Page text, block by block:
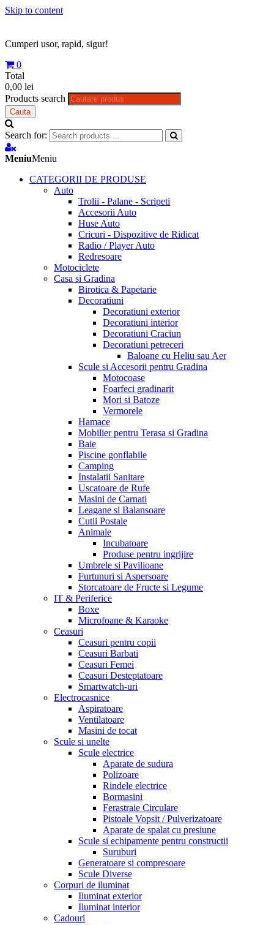
Skip to content
Cumperi usor, rapid, sigur!
0
Total
0,00 lei
Products search
Cauta
Search for:
MeniuMeniu
CATEGORII DE PRODUSE
Auto
Trolii - Palane - Scripeti
Accesorii Auto
Huse Auto
Cricuri - Dispozitive de Ridicat
Radio / Player Auto
Redresoare
Motociclete
Casa si Gradina
Birotica & Papetarie
Decoratiuni
Decoratiuni exterior
Decoratiuni interior
Decoratiuni Craciun
Decoratiuni petreceri
Baloane cu Heliu sau Aer
Scule si Accesorii pentru Gradina
Motocoase
Foarfeci gradinarit
Mori si Batoze
Vermorele
Hamace
Mobilier pentru Terasa si Gradina
Baie
Piscine gonflabile
Camping
Instalatii Sanitare
Uscatoare de Rufe
Masini de Carnati
Leagane si Balansoare
Cutii Postale
Animale
Incubatoare
Produse pentru ingrijire
Umbrele si Pavilioane
Furtunuri si Aspersoare
Storcatoare de Fructe si Legume
IT & Periferice
Boxe
Microfoane & Karaoke
Ceasuri
Ceasuri pentru copii
Ceasuri Barbati
Ceasuri Femei
Ceasuri Desteptatoare
Smartwatch-uri
Electrocasnice
Aspiratoare
Ventilatoare
Masini de tocat
Scule si unelte
Scule electrice
Aparate de sudura
Polizoare
Rindele electrice
Bormasini
Ferastraie Circulare
Pistoale Vopsit / Pulverizatoare
Aparate de spalat cu presiune
Scule si echipamente pentru constructii
Suruburi
Generatoare si compresoare
Scule Diverse
Corpuri de iluminat
Iluminat exterior
Iluminat interior
Cadouri